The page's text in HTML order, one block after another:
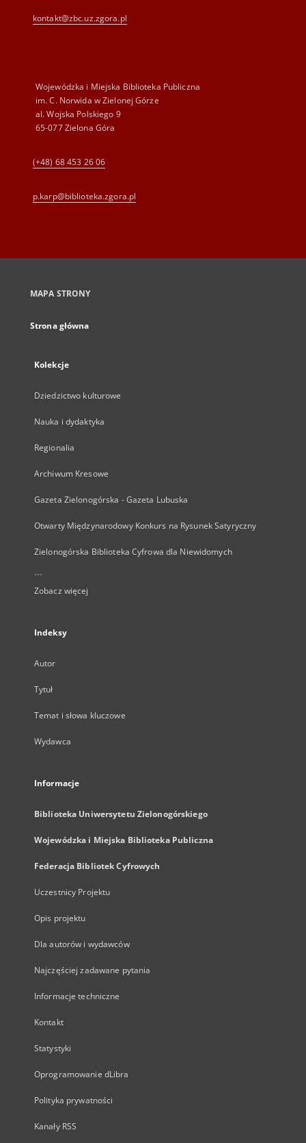
kontakt@zbc.uz.zgora.pl
Wojewódzka i Miejska Biblioteka Publiczna
im. C. Norwida w Zielonej Górze
al. Wojska Polskiego 9
65-077 Zielona Góra
(+48) 68 453 26 06
p.karp@biblioteka.zgora.pl
MAPA STRONY
Strona główna
Kolekcje
Dziedzictwo kulturowe
Nauka i dydaktyka
Regionalia
Archiwum Kresowe
Gazeta Zielonogórska - Gazeta Lubuska
Otwarty Międzynarodowy Konkurs na Rysunek Satyryczny
Zielonogórska Biblioteka Cyfrowa dla Niewidomych
...
Zobacz więcej
Indeksy
Autor
Tytuł
Temat i słowa kluczowe
Wydawca
Informacje
Biblioteka Uniwersytetu Zielonogórskiego
Wojewódzka i Miejska Biblioteka Publiczna
Federacja Bibliotek Cyfrowych
Uczestnicy Projektu
Opis projektu
Dla autorów i wydawców
Najczęściej zadawane pytania
Informacje techniczne
Kontakt
Statystyki
Oprogramowanie dLibra
Polityka prywatności
Kanały RSS